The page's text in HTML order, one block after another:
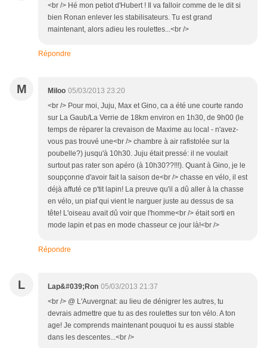
<br /> Hé mon petiot d'Hubert ! Il va falloir comme de le dit si
bien Ronan enlever les stabilisateurs. Tu est grand
maintenant, alors adieu les roulettes...<br />
Répondre
M Miloo 05/03/2013 23:20
<br /> Pour moi, Juju, Max et Gino, ca a été une courte rando
sur La Gaub/La Verrie de 18km environ en 1h30, de 9h00 (le
temps de réparer la crevaison de Maxime au local - n'avez-
vous pas trouvé une<br /> chambre à air rafistolée sur la
poubelle?) jusqu'à 10h30. Juju était pressé: il ne voulait
surtout pas rater son apéro (à 10h30??!!!). Quant à Gino, je le
soupçonne d'avoir fait la saison de<br /> chasse en vélo, il est
déjà affuté ce p'tit lapin! La preuve qu'il a dû aller à la chasse
en vélo, un piaf qui vient le narguer juste au dessus de sa
tête! L'oiseau avait dû voir que l'homme<br /> était sorti en
mode lapin et pas en mode chasseur ce jour là!<br />
Répondre
L Lap&#039;Ron 05/03/2013 21:37
<br /> @ L'Auvergnat: au lieu de dénigrer les autres, tu
devrais admettre que tu as des roulettes sur ton vélo. A ton
age! Je comprends maintenant pouquoi tu es aussi stable
dans les descentes...<br />